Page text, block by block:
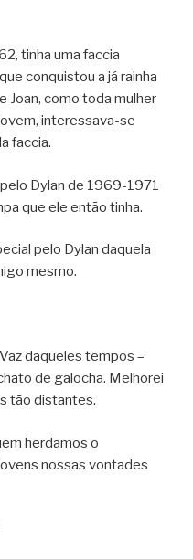
tinha uma faccia
conquistou a já rainha
Joan, como toda mulher
interessava-se
faccia.
Dylan de 1969-1971
que ele então tinha.
pelo Dylan daquela
mesmo.
daqueles tempos –
de galocha. Melhorei
tão distantes.
herdamos o
nossas vontades